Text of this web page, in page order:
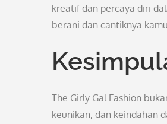
kreatif dan percaya diri
berani dan cantiknya
The Girly Gal Fashion
keunikan, dan keindahan